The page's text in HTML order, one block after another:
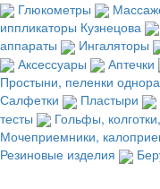
Глюкометры
иппликаторы Кузнецова
аппараты
Ингаляторы
Аксессуары
Аптечки
Простыни, пеленки
Салфетки
Пластыри
тесты
Гольфы,
Мочеприемники,
Резиновые изделия